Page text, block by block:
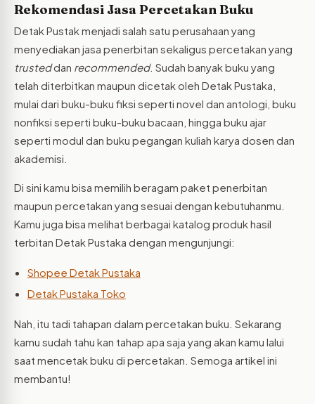
Rekomendasi Jasa Percetakan Buku
Detak Pustak menjadi salah satu perusahaan yang
menyediakan jasa penerbitan sekaligus percetakan yang
trusteddan recommended. Sudah banyak buku yang
telah diterbitkan maupun dicetak oleh Detak Pustaka,
mulai dari buku-buku fiksi seperti novel dan antologi, buku
nonfiksi seperti buku-buku bacaan, hingga buku ajar
seperti modul dan buku pegangan kuliah karya dosen dan
akademisi.
Di sini kamu bisa memilih beragam paket penerbitan
maupun percetakan yang sesuai dengan kebutuhanmu.
Kamu juga bisa melihat berbagai katalog produk hasil
terbitan Detak Pustaka dengan mengunjungi:
Shopee Detak Pustaka
Detak Pustaka Toko
Nah, itu tadi tahapan dalam percetakan buku. Sekarang
kamu sudah tahu kan tahap apa saja yang akan kamu lalui
saat mencetak buku di percetakan. Semoga artikel ini
membantu!